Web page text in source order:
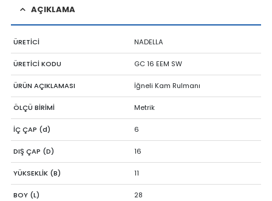
AÇIKLAMA
ÜRETİCİ NADELLA
ÜRETİCİ KODU GC 16 EEM SW
ÜRÜN AÇIKLAMASI İğneli Kam Rulmanı
ÖLÇÜ BİRİMİ Metrik
İÇ ÇAP (d) 6
DIŞ ÇAP (D) 16
YÜKSEKLİK (B) 11
BOY (L) 28